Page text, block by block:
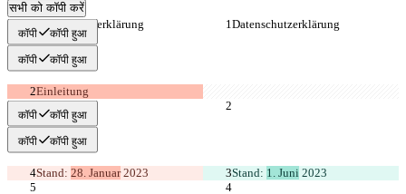
सभी को कॉपी करें
Datenschutzerklärung
Datenschutzerklärung
कॉपी कॉपी हुआ
कॉपी कॉपी हुआ
Einleitung
कॉपी कॉपी हुआ
कॉपी कॉपी हुआ
Stand: 28. Januar 2023 Stand: 1. Juni 2023